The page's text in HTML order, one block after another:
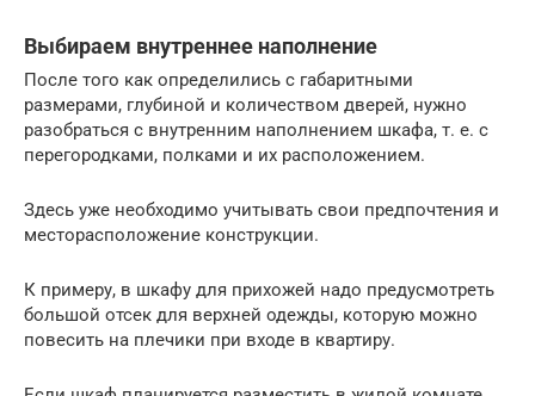
Выбираем внутреннее наполнение
После того как определились с габаритными
размерами, глубиной и количеством дверей, нужно
разобраться с внутренним наполнением шкафа, т. е. с
перегородками, полками и их расположением.
Здесь уже необходимо учитывать свои предпочтения и
месторасположение конструкции.
К примеру, в шкафу для прихожей надо предусмотреть
большой отсек для верхней одежды, которую можно
повесить на плечики при входе в квартиру.